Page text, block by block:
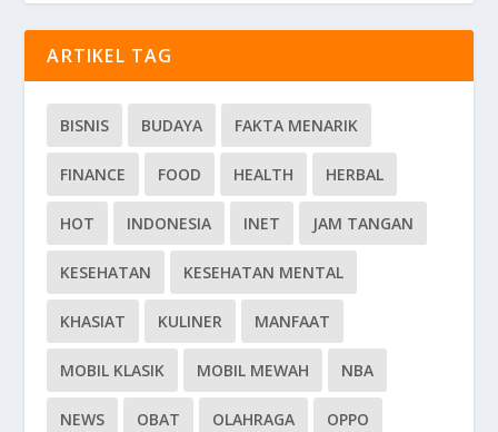
ARTIKEL TAG
BISNIS BUDAYA FAKTA MENARIK
FINANCE FOOD HEALTH HERBAL
HOT INDONESIA INET JAM TANGAN
KESEHATAN KESEHATAN MENTAL
KHASIAT KULINER MANFAAT
MOBIL KLASIK MOBIL MEWAH NBA
NEWS OBAT OLAHRAGA OPPO